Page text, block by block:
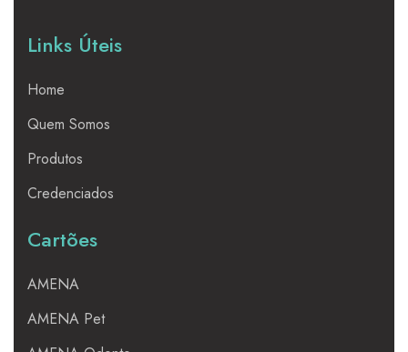
Links Úteis
Home
Quem Somos
Produtos
Credenciados
Cartões
AMENA
AMENA Pet